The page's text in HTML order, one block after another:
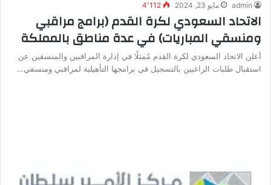
admin مايو 23, 2024 4٬112
الاتحاد السعودي لكرة القدم (برامج مراقبي
ومنسقي المباريات) في عدة مناطق بالمملكة
أعلن الاتحاد السعودي لكرة القدم مُمثلًا في إدارة المراقبين والمنسقين عن
استقبال طلبات الراغبين بالتسجيل في برامجها التأهيلية لمراقبي ومنسقي…